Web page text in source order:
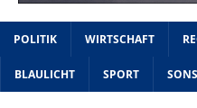
POLITIK WIRTSCHAFT
BLAULICHT SPORT